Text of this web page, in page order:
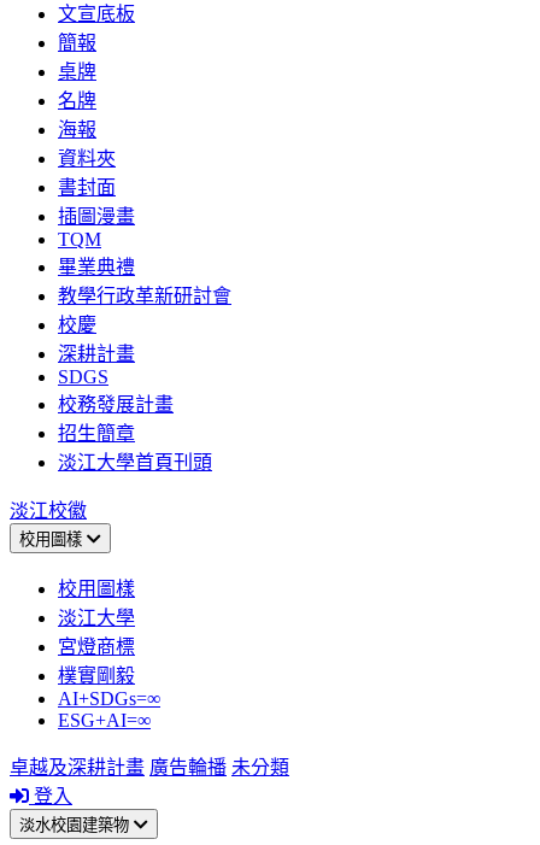
文宣底板
簡報
桌牌
名牌
海報
資料夾
書封面
插圖漫畫
TQM
畢業典禮
教學行政革新研討會
校慶
深耕計畫
SDGS
校務發展計畫
招生簡章
淡江大學首頁刊頭
淡江校徽
校用圖樣
校用圖樣
淡江大學
宮燈商標
樸實剛毅
AI+SDGs=∞
ESG+AI=∞
卓越及深耕計畫 廣告輪播 未分類
登入
淡水校園建築物